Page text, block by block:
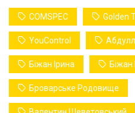
COMSPEC Golden
YouControl
Біжан Ірина Біжан
Броварське Родовище